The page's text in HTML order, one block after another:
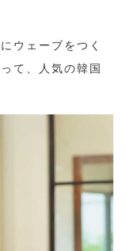
ウェーブをつく
て、人気の韓国